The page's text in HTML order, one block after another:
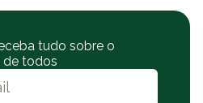
tudo sobre o
de todos